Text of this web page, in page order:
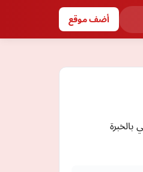
أضف موقع